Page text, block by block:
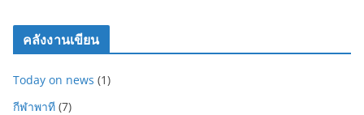
คลังงานเขียน
Today on news (1)
กีฬาพาที (7)